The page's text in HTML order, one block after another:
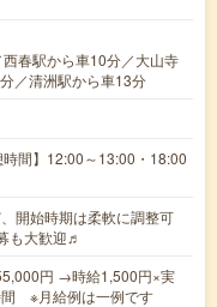
春駅から車10分／大山寺
／清洲駅から車13分
時間】12:00～13:00・18:00
開始時期は柔軟に調整可
も大歓迎♬
円 →時給1,500円×実
※月給例は一例です